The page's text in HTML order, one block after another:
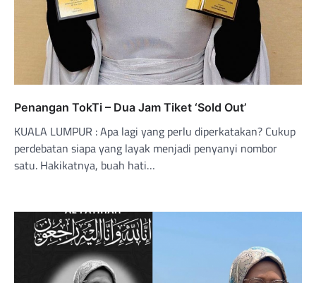
Penangan TokTi – Dua Jam Tiket ‘Sold Out’
KUALA LUMPUR : Apa lagi yang perlu diperkatakan? Cukup
perdebatan siapa yang layak menjadi penyanyi nombor
satu. Hakikatnya, buah hati…